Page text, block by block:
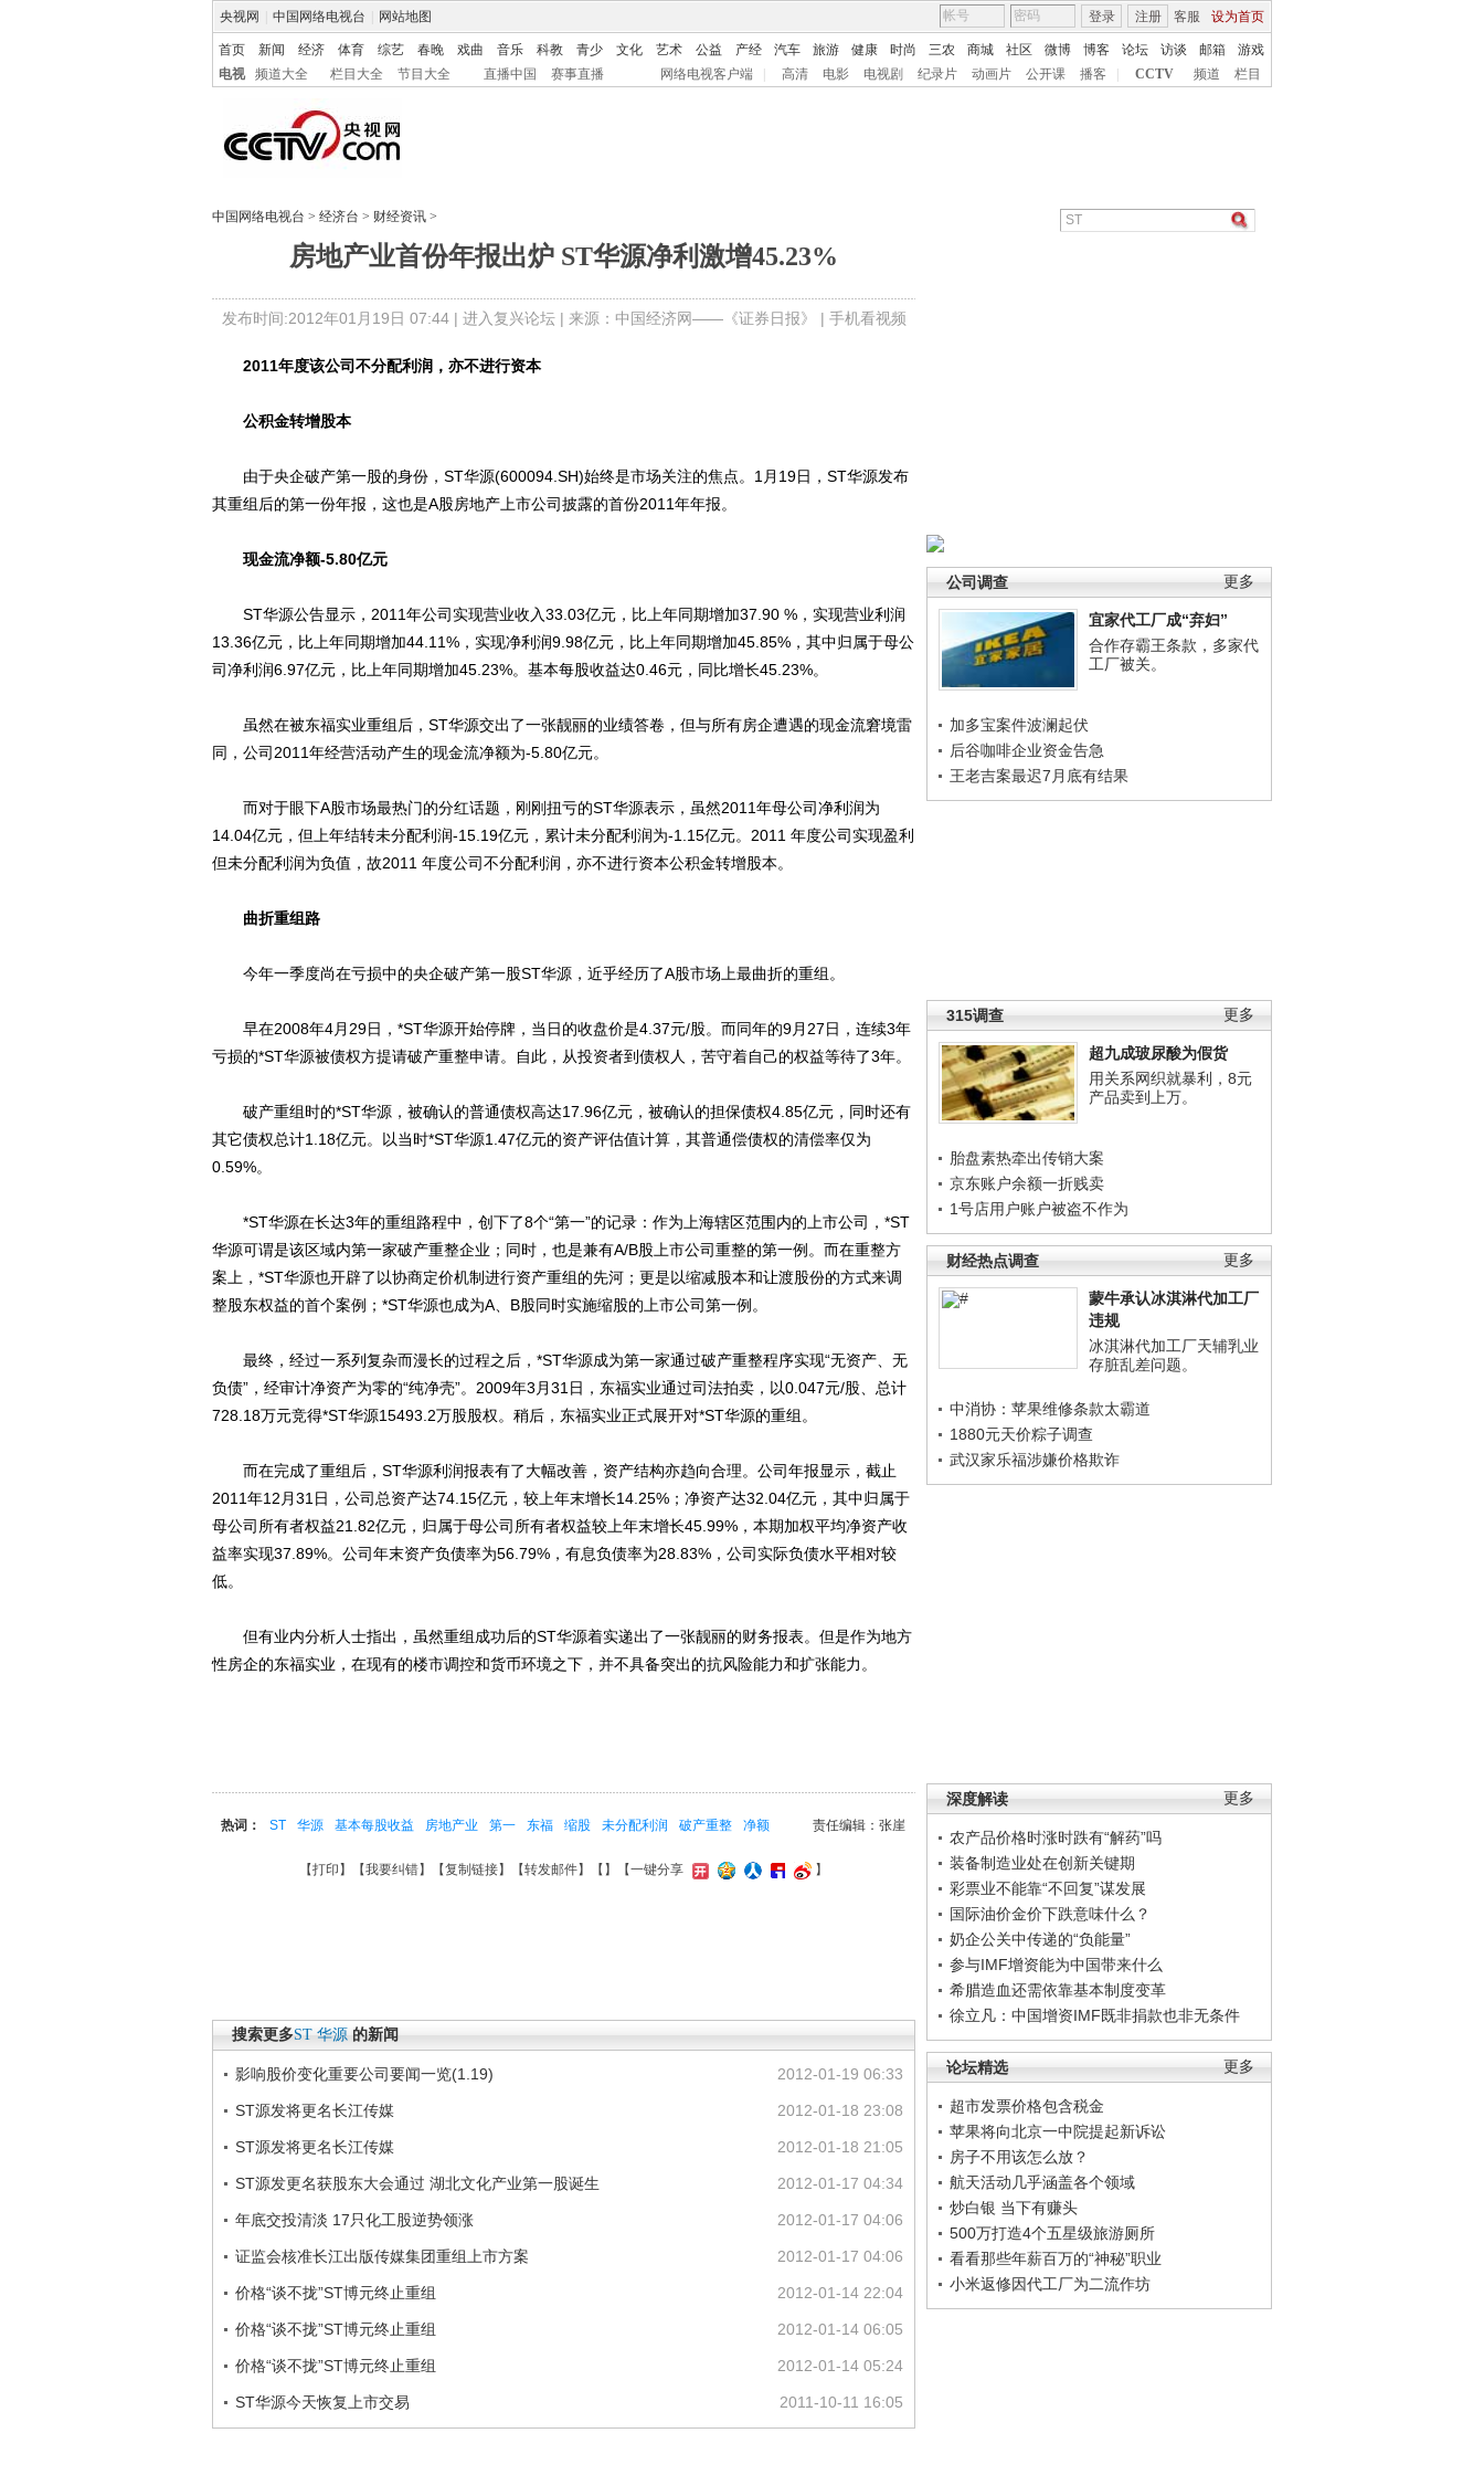
央视网 中国网络电视台 网站地图 客服 设为首页
登录 注册
首页 新闻 经济 体育 综艺 春晚 戏曲 音乐 科教 青少 文化 艺术 公益 产经 汽车 旅游 健康 时尚 三农 商城 社区 微博 博客 论坛 访谈 邮箱
游戏
电视
频道大全 栏目大全 节目大全 直播中国 赛事直播 网络电视客户端 高清 电影 电视剧 纪录片 动画片 公开课 播客 CCTV 频道 栏目
中国网络电视台 > 经济台 > 财经资讯 >
房地产业首份年报出炉 ST华源净利激增45.23%
发布时间:2012年01月19日 07:44 | 进入复兴论坛| 来源：中国经济网——《证券日报》 | 手机看视频
更多
公司调查
宜家代工厂成“弃妇”
合作存霸王条款，多家代
工厂被关。
加多宝案件波澜起伏
后谷咖啡企业资金告急
王老吉案最迟7月底有结果
更多
315调查
超九成玻尿酸为假货
用关系网织就暴利，8元
产品卖到上万。
胎盘素热牵出传销大案
京东账户余额一折贱卖
1号店用户账户被盗不作为
更多
财经热点调查
蒙牛承认冰淇淋代加工厂
违规
冰淇淋代加工厂天辅乳业
存脏乱差问题。
中消协：苹果维修条款太霸道
1880元天价粽子调查
武汉家乐福涉嫌价格欺诈
更多
深度解读
农产品价格时涨时跌有“解药”吗
装备制造业处在创新关键期
彩票业不能靠“不回复”谋发展
国际油价金价下跌意味什么？
奶企公关中传递的“负能量”
参与IMF增资能为中国带来什么
希腊造血还需依靠基本制度变革
徐立凡：中国增资IMF既非捐款也非无条件
更多
论坛精选
超市发票价格包含税金
苹果将向北京一中院提起新诉讼
房子不用该怎么放？
航天活动几乎涵盖各个领域
炒白银 当下有赚头
500万打造4个五星级旅游厕所
看看那些年薪百万的“神秘”职业
小米返修因代工厂为二流作坊
2011年度该公司不分配利润，亦不进行资本
公积金转增股本
由于央企破产第一股的身份，ST华源(600094.SH)始终是市场关注的焦点。1月19日，ST华源发布
其重组后的第一份年报，这也是A股房地产上市公司披露的首份2011年年报。
现金流净额-5.80亿元
ST华源公告显示，2011年公司实现营业收入33.03亿元，比上年同期增加37.90 %，实现营业利润
13.36亿元，比上年同期增加44.11%，实现净利润9.98亿元，比上年同期增加45.85%，其中归属于母公
司净利润6.97亿元，比上年同期增加45.23%。基本每股收益达0.46元，同比增长45.23%。
虽然在被东福实业重组后，ST华源交出了一张靓丽的业绩答卷，但与所有房企遭遇的现金流窘境雷
同，公司2011年经营活动产生的现金流净额为-5.80亿元。
而对于眼下A股市场最热门的分红话题，刚刚扭亏的ST华源表示，虽然2011年母公司净利润为
14.04亿元，但上年结转未分配利润-15.19亿元，累计未分配利润为-1.15亿元。2011 年度公司实现盈利
但未分配利润为负值，故2011 年度公司不分配利润，亦不进行资本公积金转增股本。
曲折重组路
今年一季度尚在亏损中的央企破产第一股ST华源，近乎经历了A股市场上最曲折的重组。
早在2008年4月29日，*ST华源开始停牌，当日的收盘价是4.37元/股。而同年的9月27日，连续3年
亏损的*ST华源被债权方提请破产重整申请。自此，从投资者到债权人，苦守着自己的权益等待了3年。
破产重组时的*ST华源，被确认的普通债权高达17.96亿元，被确认的担保债权4.85亿元，同时还有
其它债权总计1.18亿元。以当时*ST华源1.47亿元的资产评估值计算，其普通偿债权的清偿率仅为
0.59%。
*ST华源在长达3年的重组路程中，创下了8个“第一”的记录：作为上海辖区范围内的上市公司，*ST
华源可谓是该区域内第一家破产重整企业；同时，也是兼有A/B股上市公司重整的第一例。而在重整方
案上，*ST华源也开辟了以协商定价机制进行资产重组的先河；更是以缩减股本和让渡股份的方式来调
整股东权益的首个案例；*ST华源也成为A、B股同时实施缩股的上市公司第一例。
最终，经过一系列复杂而漫长的过程之后，*ST华源成为第一家通过破产重整程序实现“无资产、无
负债”，经审计净资产为零的“纯净壳”。2009年3月31日，东福实业通过司法拍卖，以0.047元/股、总计
728.18万元竞得*ST华源15493.2万股股权。稍后，东福实业正式展开对*ST华源的重组。
而在完成了重组后，ST华源利润报表有了大幅改善，资产结构亦趋向合理。公司年报显示，截止
2011年12月31日，公司总资产达74.15亿元，较上年末增长14.25%；净资产达32.04亿元，其中归属于
母公司所有者权益21.82亿元，归属于母公司所有者权益较上年末增长45.99%，本期加权平均净资产收
益率实现37.89%。公司年末资产负债率为56.79%，有息负债率为28.83%，公司实际负债水平相对较
低。
但有业内分析人士指出，虽然重组成功后的ST华源着实递出了一张靓丽的财务报表。但是作为地方
性房企的东福实业，在现有的楼市调控和货币环境之下，并不具备突出的抗风险能力和扩张能力。
责任编辑：张崖
热词： ST 华源 基本每股收益 房地产业 第一 东福 缩股 未分配利润 破产重整 净额
【打印 】【我要纠错】【复制链接】【转发邮件】【 】 【一键分享 】
搜索更多ST 华源 的新闻
2012-01-19 06:33
影响股价变化重要公司要闻一览(1.19)
2012-01-18 23:08
ST源发将更名长江传媒
2012-01-18 21:05
ST源发将更名长江传媒
2012-01-17 04:34
ST源发更名获股东大会通过 湖北文化产业第一股诞生
2012-01-17 04:06
年底交投清淡 17只化工股逆势领涨
2012-01-17 04:06
证监会核准长江出版传媒集团重组上市方案
2012-01-14 22:04
价格“谈不拢”ST博元终止重组
2012-01-14 06:05
价格“谈不拢”ST博元终止重组
2012-01-14 05:24
价格“谈不拢”ST博元终止重组
2011-10-11 16:05
ST华源今天恢复上市交易